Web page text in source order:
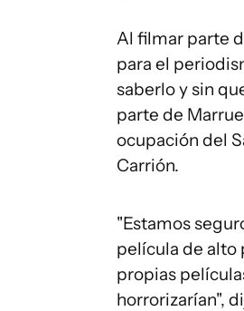
Al filmar parte
para el
saberlo y sin
parte de
ocupación del
Carrión.
"Estamos
película de alto
propias
horrorizarían",